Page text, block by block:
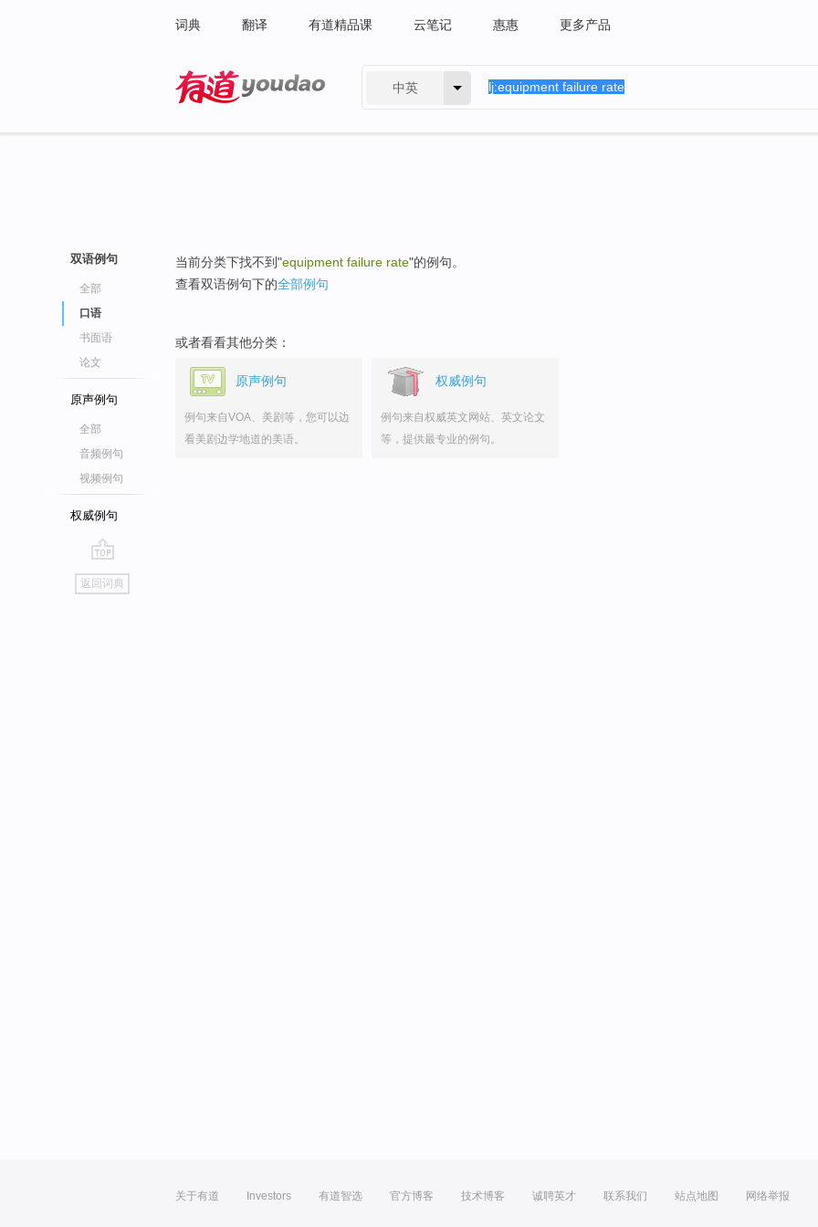
词典 翻译 有道精品课 云笔记 惠惠 更多产品
中英
双语例句
全部
口语
书面语
论文
原声例句
全部
音频例句
视频例句
权威例句
go
top
返回词典
当前分类下找不到"equipment failure rate"的例句。
查看双语例句下的全部例句
或者看看其他分类：
原声例句
例句来自VOA、美剧等，您可以边
看美剧边学地道的美语。
权威例句
例句来自权威英文网站、英文论文
等，提供最专业的例句。
关于有道 Investors 有道智选 官方博客 技术博客 诚聘英才 联系我们 站点地图 网络举报